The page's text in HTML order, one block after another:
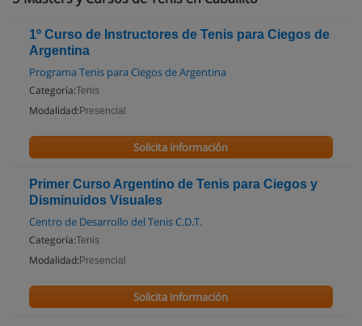
1º Curso de Instructores de Tenis para Ciegos de
Argentina
Programa Tenis para Ciegos de Argentina
Categoría:Tenis
Modalidad: Presencial
Solicita información
Primer Curso Argentino de Tenis para Ciegos y
Disminuidos Visuales
Centro de Desarrollo del Tenis C.D.T.
Categoría:Tenis
Modalidad: Presencial
Solicita información